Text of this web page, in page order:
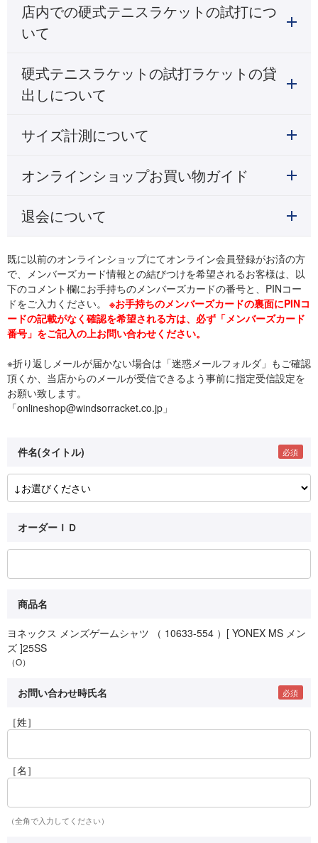
店内での硬式テニスラケットの試打につ
いて
硬式テニスラケットの試打ラケットの貸
出しについて
サイズ計測について
オンラインショップお買い物ガイド
退会について
既に以前のオンラインショップにてオンライン会員登録がお済の方
で、メンバーズカード情報との結びつけを希望されるお客様は、以
下のコメント欄にお手持ちのメンバーズカードの番号と、PINコー
ドをご入力ください。 ※お手持ちのメンバーズカードの裏面にPINコ
ードの記載がなく確認を希望される方は、必ず「メンバーズカード
番号」をご記入の上お問い合わせください。
※折り返しメールが届かない場合は「迷惑メールフォルダ」もご確認
頂くか、当店からのメールが受信できるよう事前に指定受信設定を
お願い致します。
「onlineshop@windsorracket.co.jp」
件名(タイトル)
オーダーＩＤ
商品名
ヨネックス メンズゲームシャツ （ 10633-554 ）[ YONEX MS メン
ズ ]25SS
（O）
お問い合わせ時氏名
［姓］
［名］
（全角で入力してください）